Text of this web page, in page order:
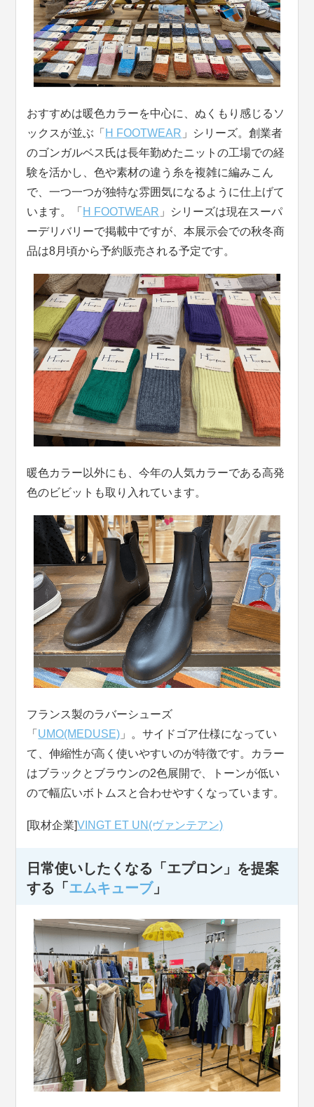
おすすめは暖色カラーを中心に、ぬくもり感じるソ
ックスが並ぶ「 H FOOTWEAR 」シリーズ。創業者
のゴンガルベス氏は長年勤めたニットの工場での経
験を活かし、色や素材の違う糸を複雑に編みこん
で、一つ一つが独特な雰囲気になるように仕上げて
います。「 H FOOTWEAR 」シリーズは現在スーパ
ーデリバリーで掲載中ですが、本展示会での秋冬商
品は8月頃から予約販売される予定です。
暖色カラー以外にも、今年の人気カラーである高発
色のビビットも取り入れています。
フランス製のラバーシューズ
「 UMO(MEDUSE) 」。サイドゴア仕様になってい
て、伸縮性が高く使いやすいのが特徴です。カラー
はブラックとブラウンの2色展開で、トーンが低い
ので幅広いボトムスと合わせやすくなっています。
[取材企業]VINGT ET UN(ヴァンテアン)
日常使いしたくなる「エプロン」を提案
する「 エムキューブ」